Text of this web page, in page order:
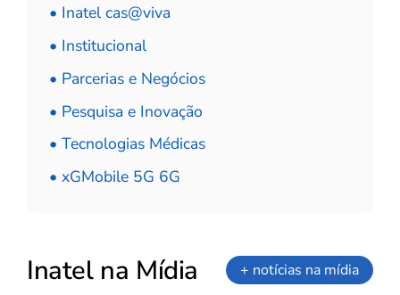
• Inatel cas@viva
• Institucional
• Parcerias e Negócios
• Pesquisa e Inovação
• Tecnologias Médicas
• xGMobile 5G 6G
Inatel na Mídia + notícias na mídia